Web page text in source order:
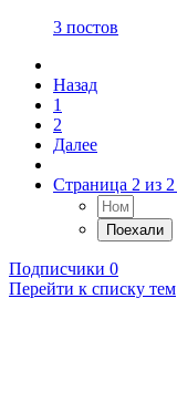
3 постов
Назад
1
2
Далее
Страница 2 из 2
Подписчики 0
Перейти к списку тем